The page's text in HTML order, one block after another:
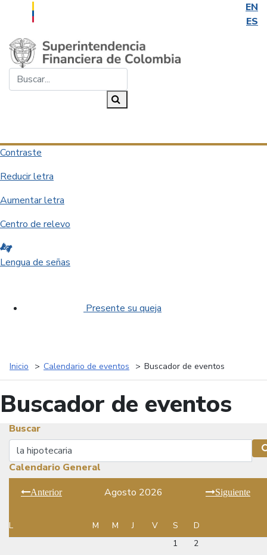
EN
ES
Saltar al contenido principal
Contraste
Reducir letra
Aumentar letra
Centro de relevo
Lengua de señas
Presente su queja
Inicio Calendario de eventos Buscador de eventos
Buscador de eventos
Buscar
Buscar
Calendario General
Anterior Agosto 2026 Siguiente
L M M J V S
D
1
2